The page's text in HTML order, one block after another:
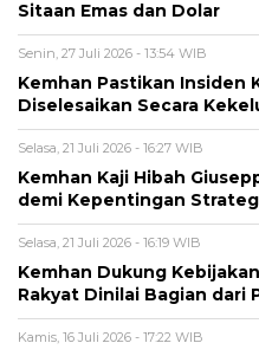
Sitaan Emas dan Dolar
Senin, 27 Juli 2026 - 13:54 WIB
Kemhan Pastikan Insiden
Diselesaikan Secara
Selasa, 21 Juli 2026 - 16:27 WIB
Kemhan Kaji Hibah
demi Kepentingan
Selasa, 21 Juli 2026 - 16:19 WIB
Kemhan Dukung
Rakyat Dinilai Bagian dari
Kamis, 16 Juli 2026 - 17:22 WIB